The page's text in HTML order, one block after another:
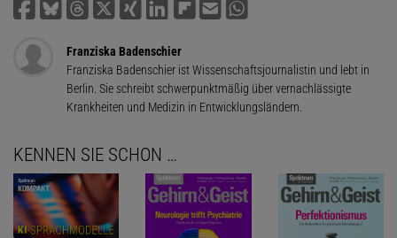
Franziska Badenschier
Franziska Badenschier ist Wissenschaftsjournalistin und lebt in
Berlin. Sie schreibt schwerpunktmäßig über vernachlässigte
Krankheiten und Medizin in Entwicklungsländern.
KENNEN SIE SCHON …